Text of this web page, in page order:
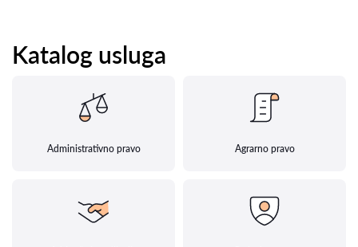
Katalog usluga
Administrativno pravo Agrarno pravo